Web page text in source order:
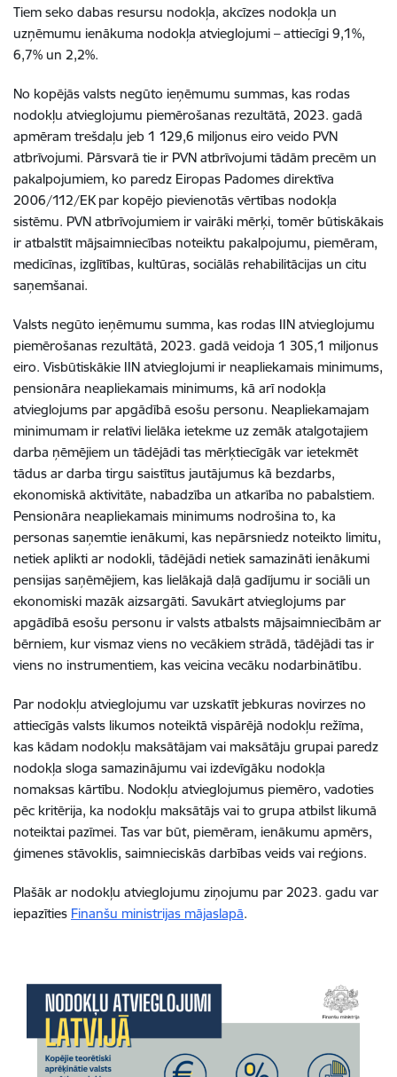
Tiem seko dabas resursu nodokļa, akcīzes nodokļa un
uzņēmumu ienākuma nodokļa atvieglojumi – attiecīgi 9,1%,
6,7% un 2,2%.
No kopējās valsts negūto ieņēmumu summas, kas rodas
nodokļu atvieglojumu piemērošanas rezultātā, 2023. gadā
apmēram trešdaļu jeb 1 129,6 miljonus eiro veido PVN
atbrīvojumi. Pārsvarā tie ir PVN atbrīvojumi tādām precēm un
pakalpojumiem, ko paredz Eiropas Padomes direktīva
2006/112/EK par kopējo pievienotās vērtības nodokļa
sistēmu. PVN atbrīvojumiem ir vairāki mērķi, tomēr būtiskākais
ir atbalstīt mājsaimniecības noteiktu pakalpojumu, piemēram,
medicīnas, izglītības, kultūras, sociālās rehabilitācijas un citu
saņemšanai.
Valsts negūto ieņēmumu summa, kas rodas IIN atvieglojumu
piemērošanas rezultātā, 2023. gadā veidoja 1 305,1 miljonus
eiro. Visbūtiskākie IIN atvieglojumi ir neapliekamais minimums,
pensionāra neapliekamais minimums, kā arī nodokļa
atvieglojums par apgādībā esošu personu. Neapliekamajam
minimumam ir relatīvi lielāka ietekme uz zemāk atalgotajiem
dar­ba ņēmējiem un tādējādi tas mērķtiecīgāk var ietekmēt
tādus ar darba tirgu saistītus jautājumus kā bezdarbs,
ekonomiskā aktivitāte, nabadzība un atkarība no pabalstiem.
Pensionāra neapliekamais minimums nodrošina to, ka
personas saņemtie ienākumi, kas nepārsniedz noteikto limitu,
netiek aplikti ar nodokli, tādējādi netiek samazināti ienākumi
pensijas saņēmējiem, kas lielākajā daļā gadījumu ir sociāli un
ekonomiski mazāk aizsargāti. Savukārt atvieglojums par
apgādībā esošu personu ir valsts atbalsts mājsaimniecībām ar
bērniem, kur vismaz viens no vecākiem strādā, tādējādi tas ir
viens no instrumentiem, kas veicina vecāku nodarbinātību.
Par nodokļu atvieglojumu var uzskatīt jebkuras novirzes no
attiecīgās valsts likumos noteiktā vispārējā nodokļu režīma,
kas kādam nodokļu maksātājam vai maksātāju grupai paredz
nodokļa sloga samazinājumu vai izdevīgāku nodokļa
nomaksas kārtību. Nodokļu atvieglojumus piemēro, vadoties
pēc kritērija, ka nodokļu maksātājs vai to grupa atbilst likumā
noteiktai pazīmei. Tas var būt, piemēram, ienākumu apmērs,
ģimenes stāvoklis, saimnieciskās darbības veids vai reģions.
Plašāk ar nodokļu atvieglojumu ziņojumu par 2023. gadu var
iepazīties Finanšu ministrijas mājaslapā.